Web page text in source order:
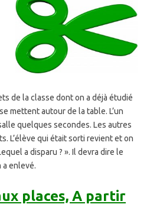
de la classe dont on a déjà étudié
mettent autour de la table. L’un
quelques secondes. Les autres
L’élève qui était sorti revient et on
a disparu ? ». Il devra dire le
a enlevé.
places, A partir